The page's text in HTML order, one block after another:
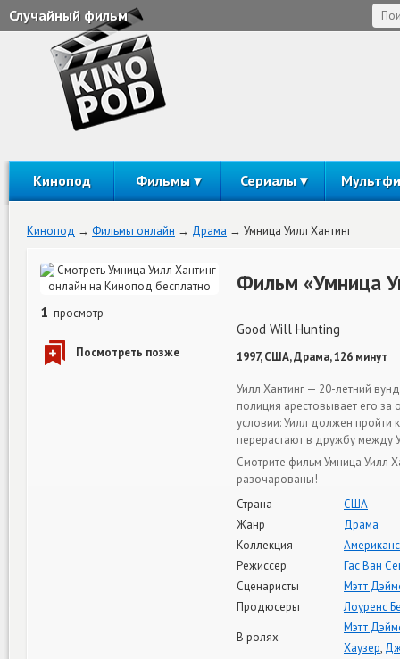
Случайный фильм
Кинопод Фильмы Сериалы
Кинопод Фильмы онлайн Драма Умница Уилл Хантинг
1 просмотр
Фильм «Умница
Good Will Hunting
1997, США, Драма, 126 минут
Уилл Хантинг — 20-летний
полиция арестовывает его
условии: Уилл должен пройти
перерастают в дружбу между
Смотрите фильм Умница Уилл
разочарованы!
Страна
США
Жанр
Драма
Коллекция
Режиссер
Гас Ван
Сценаристы
Мэтт
Продюсеры
Лоуренс
В ролях
Мэтт
Хаузер,